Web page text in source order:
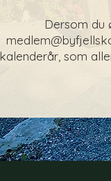
Dersom du
kalenderår, som